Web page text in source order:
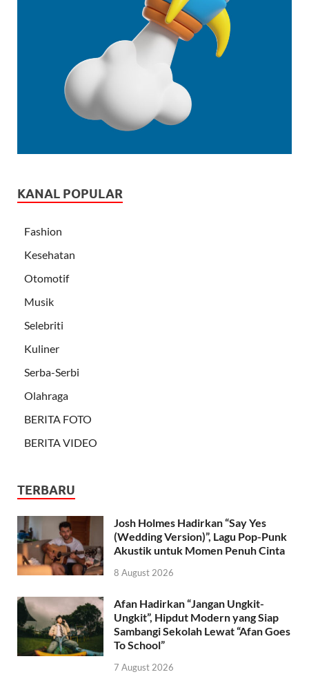
KANAL POPULAR
Fashion
Kesehatan
Otomotif
Musik
Selebriti
Kuliner
Serba-Serbi
Olahraga
BERITA FOTO
BERITA VIDEO
TERBARU
Josh Holmes Hadirkan “Say Yes
(Wedding Version)”, Lagu Pop-Punk
Akustik untuk Momen Penuh Cinta
8 August 2026
Afan Hadirkan “Jangan Ungkit-
Ungkit”, Hipdut Modern yang Siap
Sambangi Sekolah Lewat “Afan Goes
To School”
7 August 2026